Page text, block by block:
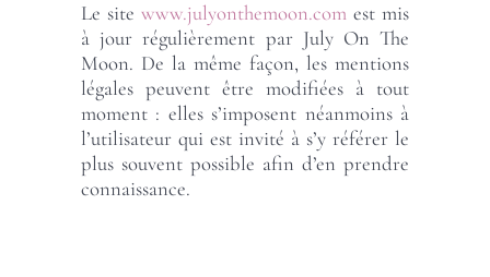
Le site www.julyonthemoon.com est mis
à jour régulièrement par July On The
Moon. De la même façon, les mentions
légales peuvent être modifiées à tout
moment : elles s’imposent néanmoins à
l’utilisateur qui est invité à s’y référer le
plus souvent possible afin d’en prendre
connaissance.